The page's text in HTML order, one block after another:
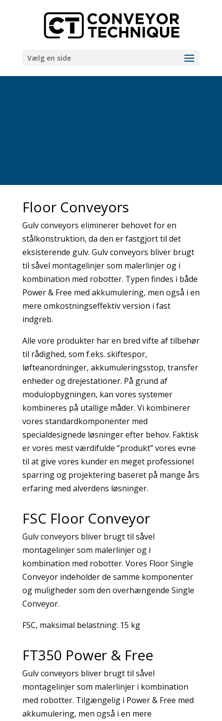
Vælg en side
Floor Conveyors
Gulv conveyors eliminerer behovet for en
stålkonstruktion, da den er fastgjort til det
eksisterende gulv. Gulv conveyors bliver brugt
til såvel montagelinjer som malerlinjer og i
kombination med robotter. Typen findes i både
Power & Free med akkumulering, men også i en
mere omkostningseffektiv version i fast
indgreb.
Alle vore produkter har en bred vifte af tilbehør
til rådighed, som f.eks. skiftespor,
løfteanordninger, akkumuleringsstop, transfer
enheder og drejestationer. På grund af
modulopbygningen, kan vores systemer
kombineres på utallige måder. Vi kombinerer
vores standardkomponenter med
specialdesignede løsninger efter behov. Faktisk
er vores mest værdifulde “produkt” vores evne
til at give vores kunder en meget professionel
sparring og projektering baseret på mange års
erfaring med alverdens løsninger.
FSC Floor Conveyor
Gulv conveyors bliver brugt til såvel
montagelinjer som malerlinjer og i
kombination med robotter. Vores Floor Single
Conveyor indeholder de samme komponenter
og muligheder som den overhængende Single
Conveyor.
FSC, maksimal belastning: 15 kg
FT350 Power & Free
Gulv conveyors bliver brugt til såvel
montagelinjer som malerlinjer i kombination
med robotter. Tilgængelig i Power & Free med
akkumulering, men også i en mere